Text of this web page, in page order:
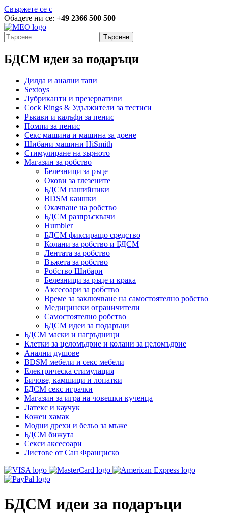
Свържете се с
Обадете ни се: +49 2366 500 500
Търсене
БДСМ идеи за подаръци
Дилда и анални тапи
Sextoys
Лубриканти и презервативи
Cock Rings & Удължители за тестиси
Ръкави и калъфи за пенис
Помпи за пенис
Секс машина и машина за доене
Шибани машини HiSmith
Стимулиране на зърното
Магазин за робство
Белезници за ръце
Окови за глезените
БДСМ нашийники
BDSM каишки
Окачване на робство
БДСМ разпръсквачи
Humbler
БДСМ фиксиращо средство
Колани за робство и БДСМ
Лентата за робство
Въжета за робство
Робство Шибари
Белезници за ръце и крака
Аксесоари за робство
Време за заключване на самостоятелно робство
Медицински ограничители
Самостоятелно робство
БДСМ идеи за подаръци
БДСМ маски и нагръдници
Клетки за целомъдрие и колани за целомъдрие
Анални душове
BDSM мебели и секс мебели
Електрическа стимулация
Бичове, камшици и лопатки
БДСМ секс играчки
Магазин за игра на човешки кученца
Латекс и каучук
Кожен хамак
Модни дрехи и бельо за мъже
БДСМ бижута
Секси аксесоари
Листове от Сан Франциско
БДСМ идеи за подаръци